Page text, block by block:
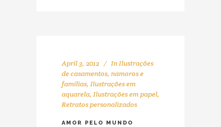
April 3, 2012 InIlustrações
de casamentos, namoros e
famílias, Ilustrações em
aquarela, Ilustrações em papel,
Retratos personalizados
AMOR PELO MUNDO